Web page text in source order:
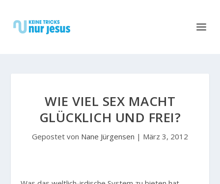
WIE VIEL SEX MACHT
GLÜCKLICH UND FREI?
Gepostet von Nane Jürgensen | März 3, 2012